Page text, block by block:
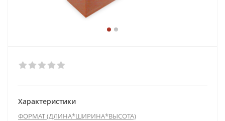
Характеристики
ФОРМАТ (ДЛИНА*ШИРИНА*ВЫСОТА)